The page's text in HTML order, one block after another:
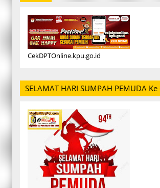
CekDPTOnline.kpu.go.id
SELAMAT HARI SUMPAH PEMUDA